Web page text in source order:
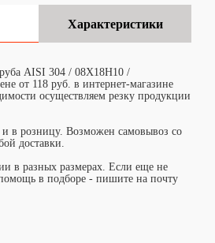
Характеристики
AISI 304 / 08Х18Н10 /
от 118 руб. в интернет-магазине
осуществляем резку продукции
в розницу. Возможен самовывоз со
доставки.
в разных размерах. Если еще не
в подборе - пишите на почту